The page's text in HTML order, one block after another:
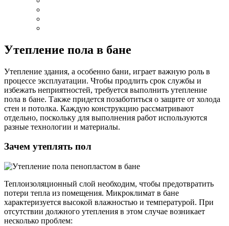
Утепление пола в бане
Утепление здания, а особенно бани, играет важную роль в
процессе эксплуатации. Чтобы продлить срок службы и
избежать неприятностей, требуется выполнить утепление
пола в бане. Также придется позаботиться о защите от холода
стен и потолка. Каждую конструкцию рассматривают
отдельно, поскольку для выполнения работ используются
разные технологии и материалы.
Зачем утеплять пол
Теплоизоляционный слой необходим, чтобы предотвратить
потери тепла из помещения. Микроклимат в бане
характеризуется высокой влажностью и температурой. При
отсутствии должного утепления в этом случае возникает
несколько проблем: